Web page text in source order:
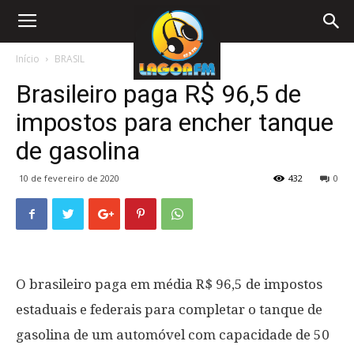
Início BRASIL
Brasileiro paga R$ 96,5 de
impostos para encher tanque
de gasolina
10 de fevereiro de 2020 0
432
O brasileiro paga em média R$ 96,5 de impostos
estaduais e federais para completar o tanque de
gasolina de um automóvel com capacidade de 50